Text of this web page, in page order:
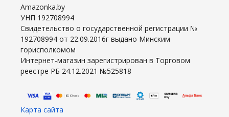
Amazonka.by
УНП 192708994
Свидетельство о государственной регистрации №
192708994 от 22.09.2016г выдано Минским
горисполкомом
Интернет-магазин зарегистрирован в Торговом
реестре РБ 24.12.2021 №525818
Карта сайта